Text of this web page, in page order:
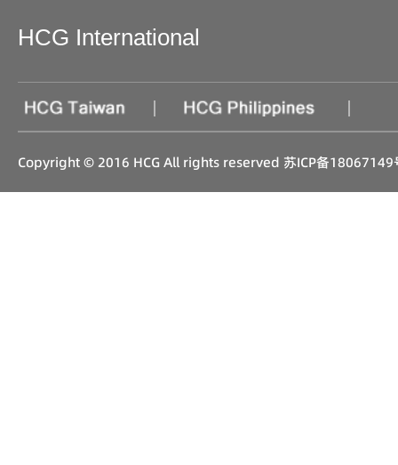
HCG International
| |
Copyright © 2016 HCG All rights reserved 苏ICP备